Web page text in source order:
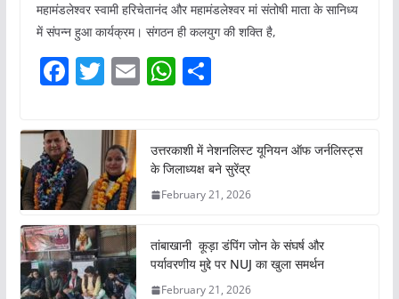
महामंडलेश्वर स्वामी हरिचेतानंद और महामंडलेश्वर मां संतोषी माता के सानिध्य
में संपन्न हुआ कार्यक्रम। संगठन ही कलयुग की शक्ति है,
F
c
e
b
o
o
k
T
itt
er
E W
s
A
p
S
e
उत्तरकाशी में नेशनलिस्ट यूनियन ऑफ जर्नलिस्ट्स
के जिलाध्यक्ष बने सुरेंद्र
February 21, 2026
तांबाखानी कूड़ा डंपिंग जोन के संघर्ष और
पर्यावरणीय मुद्दे पर NUJ का खुला समर्थन
February 21, 2026